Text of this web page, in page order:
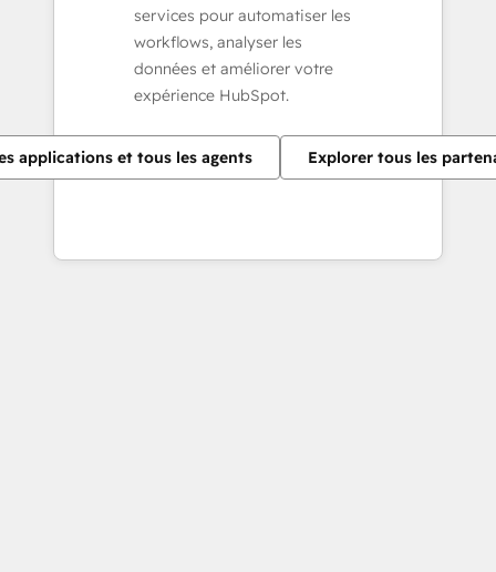
services pour automatiser les
workflows, analyser les
données et améliorer votre
expérience HubSpot.
applications et tous les agents Explorer tous les